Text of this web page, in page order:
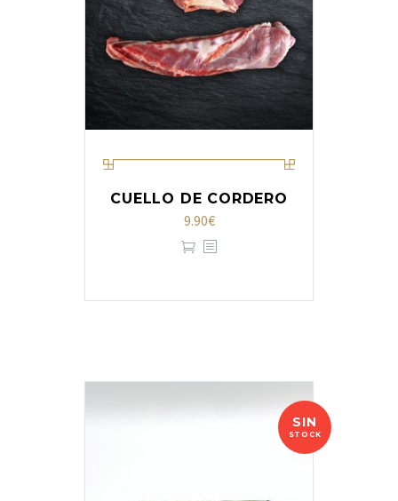
CUELLO DE CORDERO
9.90€
SIN
STOCK